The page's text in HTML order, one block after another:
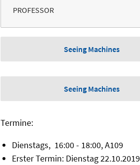
PROFESSOR
Seeing Machines
Seeing Machines
Termine:
Dienstags, 16:00 - 18:00, A109
Erster Termin: Dienstag 22.10.2019